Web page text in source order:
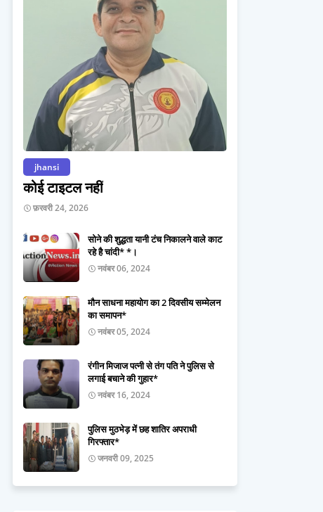
jhansi
कोई टाइटल नहीं
फ़रवरी 24, 2026
सोने की शुद्धता यानी टंच निकालने वाले काट
रहे है चांदी* *।
नवंबर 06, 2024
मौन साधना महायोग का 2 दिवसीय सम्मेलन
का समापन*
नवंबर 05, 2024
रंगीन मिजाज पत्नी से तंग पति ने पुलिस से
लगाई बचाने की गुहार*
नवंबर 16, 2024
पुलिस मुठभेड़ में छह शातिर अपराधी
गिरफ्तार*
जनवरी 09, 2025